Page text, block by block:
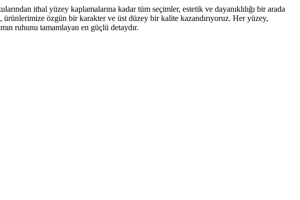
ithal yüzey kaplamalarına kadar tüm seçimler, estetik ve dayanıklılığı bir arada
özgün bir karakter ve üst düzey bir kalite kazandırıyoruz. Her yüzey,
ruhunu tamamlayan en güçlü detaydır.